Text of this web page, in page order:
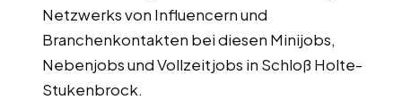
Netzwerks von Influencern und
Branchenkontakten bei diesen Minijobs,
Nebenjobs und Vollzeitjobs in Schloß Holte-
Stukenbrock.